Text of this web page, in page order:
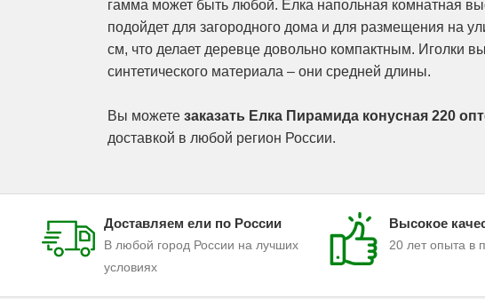
гамма может быть любой. Елка напольная комнатная
подойдет для загородного дома и для размещения на
см, что делает деревце довольно компактным. Иголки
синтетического материала – они средней длины.
Вы можете заказать Елка Пирамида конусная 220
доставкой в любой регион России.
Доставляем ели по России
В любой город России на лучших
условиях
Высокое
20 лет опыта в